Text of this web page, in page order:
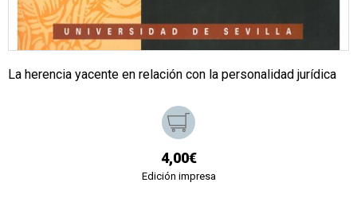
La herencia yacente en relación con la personalidad jurídica
4,00€
Edición impresa